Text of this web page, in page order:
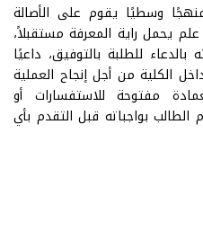
وسطيًا يقوم على الأصالة
يحمل راية المعرفة مستقبلاً،
للطلبة بالتوفيق، داعيًا
الكلية من أجل إنجاح العملية
مفتوحة للاستفسارات أو
بواجباته قبل التقدم بأي